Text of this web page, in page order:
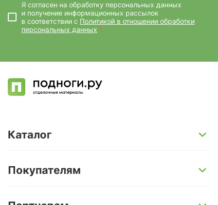
Я согласен на обработку персональных данных
и получение информационных рассылок
в соответствии с Политикой в отношении обработки
персональных данных *
Каталог
Кварц-винил и LVT-плитка
Покупателям